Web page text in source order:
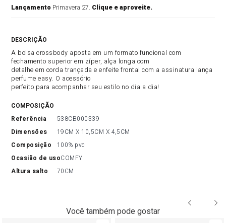
Lançamento Primavera 27. Clique e aproveite.
A bolsa crossbody aposta em um formato funcional com
fechamento superior em zíper, alça longa com
detalhe em corda trançada e enfeite frontal com a assinatura lança
perfume easy. O acessório
perfeito para acompanhar seu estilo no dia a dia!
COMPOSIÇÃO
referência
538CB000339
dimensões
19CM X 10,5CM X 4,5CM
composição
100% pvc
ocasião de usoCOMFY
altura salto
70CM
Você também pode gostar